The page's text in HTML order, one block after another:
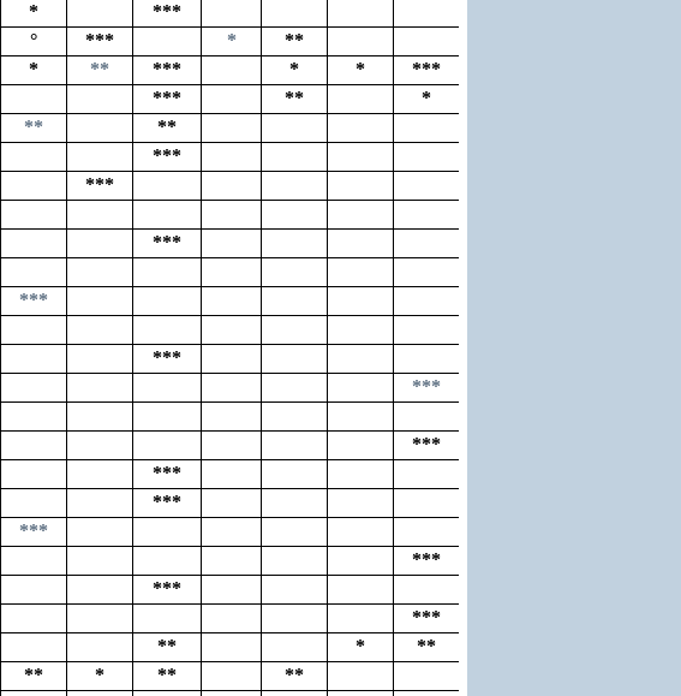
* ***
° *** * **
* ** *** * * ***
*** ** *
** **
***
***
***
***
***
***
***
***
***
***
***
***
***
** * **
** * **
**